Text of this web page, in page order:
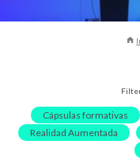
Cápsulas formativas
Realidad Aumentada